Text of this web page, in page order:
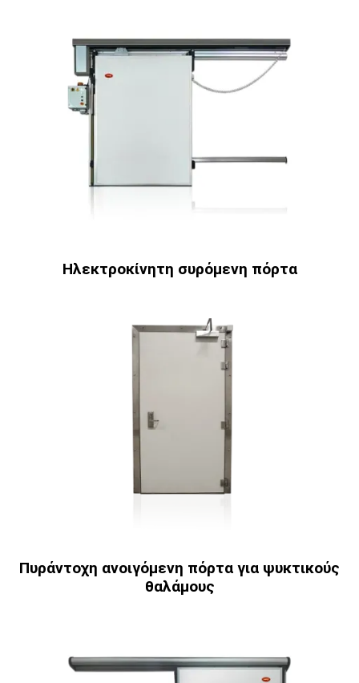
Ηλεκτροκίνητη συρόμενη πόρτα
Πυράντοχη ανοιγόμενη πόρτα για ψυκτικούς
θαλάμους